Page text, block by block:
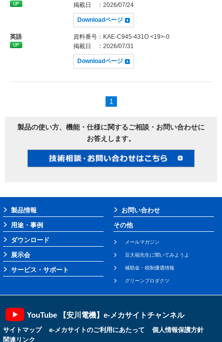
掲載日
：2026/07/24
Downloadページ
英語 資料番号 ：KAE-C945-431O <19>-0
掲載日
：2026/07/31
Downloadページ
1
製品の使い方、機能・仕様に関するご相談・お問い合わせに
お答えします。
製品情報
用途・事例
ダウンロード
展示会
サービス・サポート
お問い合わせ
その他
メールマガジン
豆大福先生に聞いてみようよ
補助金・税制優遇情報
グリーンプロダクツ
YouTube 【安川電機】e-メカサイトチャンネル
サイトマップ e-メカサイトのご利用にあたって
個人情報保護方針
関連リンク